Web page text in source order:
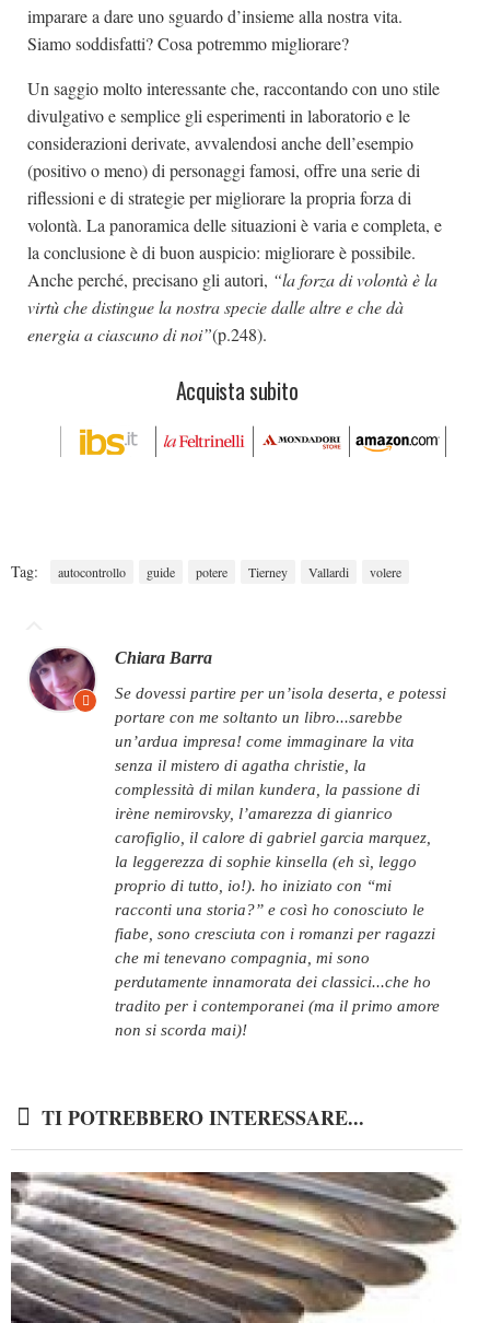
imparare a dare uno sguardo d’insieme alla nostra vita.
Siamo soddisfatti? Cosa potremmo migliorare?
Un saggio molto interessante che, raccontando con uno stile
divulgativo e semplice gli esperimenti in laboratorio e le
considerazioni derivate, avvalendosi anche dell’esempio
(positivo o meno) di personaggi famosi, offre una serie di
riflessioni e di strategie per migliorare la propria forza di
volontà. La panoramica delle situazioni è varia e completa, e
la conclusione è di buon auspicio: migliorare è possibile.
Anche perché, precisano gli autori, “la forza di volontà è la
virtù che distingue la nostra specie dalle altre e che dà
energia a ciascuno di noi”(p.248).
Acquista subito
Tag: autocontrollo guide potere Tierney Vallardi volere
Chiara Barra
se dovessi partire per un’isola deserta, e potessi
portare con me soltanto un libro...sarebbe
un’ardua impresa! come immaginare la vita
senza il mistero di agatha christie, la
complessità di milan kundera, la passione di
irène nemirovsky, l’amarezza di gianrico
carofiglio, il calore di gabriel garcia marquez,
la leggerezza di sophie kinsella (eh sì, leggo
proprio di tutto, io!). ho iniziato con “mi
racconti una storia?” e così ho conosciuto le
fiabe, sono cresciuta con i romanzi per ragazzi
che mi tenevano compagnia, mi sono
perdutamente innamorata dei classici...che ho
tradito per i contemporanei (ma il primo amore
non si scorda mai)!
TI POTREBBERO INTERESSARE...